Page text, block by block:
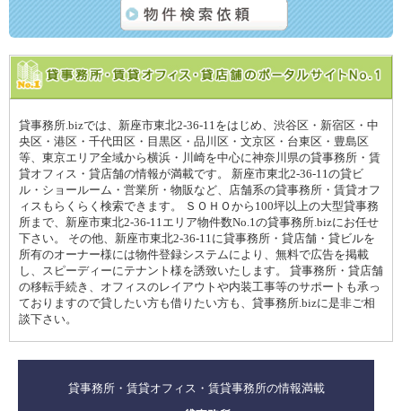
貸事務所.bizでは、新座市東北2-36-11をはじめ、渋谷区・新宿区・中
央区・港区・千代田区・目黒区・品川区・文京区・台東区・豊島区
等、東京エリア全域から横浜・川崎を中心に神奈川県の貸事務所・賃
貸オフィス・貸店舗の情報が満載です。 新座市東北2-36-11の貸ビ
ル・ショールーム・営業所・物販など、店舗系の貸事務所・賃貸オフ
ィスもらくらく検索できます。 ＳＯＨＯから100坪以上の大型貸事務
所まで、新座市東北2-36-11エリア物件数No.1の貸事務所.bizにお任せ
下さい。 その他、新座市東北2-36-11に貸事務所・貸店舗・貸ビルを
所有のオーナー様には物件登録システムにより、無料で広告を掲載
し、スピーディーにテナント様を誘致いたします。 貸事務所・貸店舗
の移転手続き、オフィスのレイアウトや内装工事等のサポートも承っ
ておりますので貸したい方も借りたい方も、貸事務所.bizに是非ご相
談下さい。
貸事務所・賃貸オフィス・賃貸事務所の情報満載